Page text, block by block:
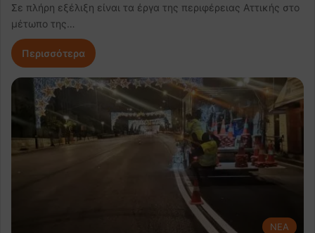
Σε πλήρη εξέλιξη είναι τα έργα της περιφέρειας Αττικής στο
μέτωπο της…
Περισσότερα
NEA